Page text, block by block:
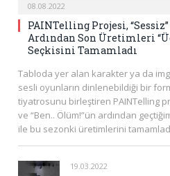
08.08.2022
PAINTelling Projesi, “Sessiz”
Ardından Son Üretimleri
Seçkisini Tamamladı
Tabloda yer alan karakter ya da
sesli oyunların dinlenebildiği bir
tiyatrosunu birleştiren PAINTelling
ve “Ben.. Ölüm!”ün ardından
ile bu sezonki üretimlerini
19.03.2022